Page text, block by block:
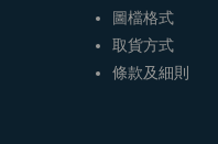
圖檔格式
取貨方式
條款及細則